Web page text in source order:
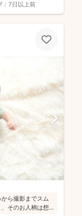
7日以上前
ら撮影までスム
そのお人柄は想